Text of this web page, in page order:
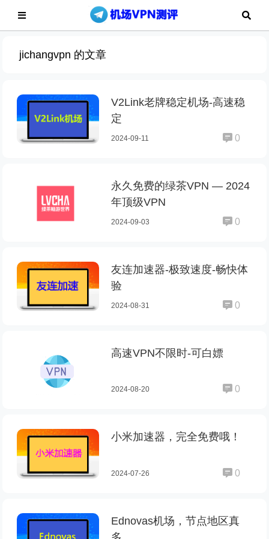
jichangvpn 的文章
V2Link老牌稳定机场-高速稳
定
2024-09-11 0
永久免费的绿茶VPN — 2024
年顶级VPN
2024-09-03 0
友连加速器-极致速度-畅快体
验
2024-08-31 0
高速VPN不限时-可白嫖
2024-08-20 0
小米加速器，完全免费哦！
2024-07-26 0
Ednovas机场，节点地区真